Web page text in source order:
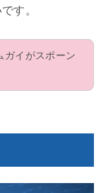
す。
ガイがスポーン